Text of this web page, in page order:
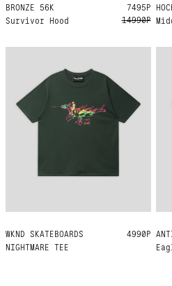
BRONZE 56K
Survivor Hood
M L XL
7495Р
14990Р
WKND SKATEBOARDS
NIGHTMARE TEE
M L XL 4990Р L